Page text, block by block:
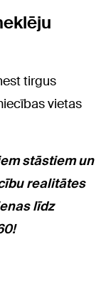
tirgus
vietas
stāstiem un
realitātes
līdz